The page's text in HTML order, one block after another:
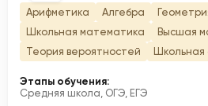
Арифметика Алгебра
Школьная математика
Высшая
Теория вероятностей
Школьная
Этапы обучения:
Средняя школа, ОГЭ, ЕГЭ